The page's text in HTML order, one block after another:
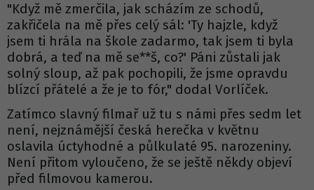
"Když mě zmerčila, jak scházím ze schodů,
zakřičela na mě přes celý sál: 'Ty hajzle, když
jsem ti hrála na škole zadarmo, tak jsem ti byla
dobrá, a teď na mě se**š, co?' Páni zůstali jak
solný sloup, až pak pochopili, že jsme opravdu
blízcí přátelé a že je to fór," dodal Vorlíček.
Zatímco slavný filmař už tu s námi přes sedm let
není, nejznámější česká herečka v květnu
oslavila úctyhodné a půlkulaté 95. narozeniny.
Není přitom vyloučeno, že se ještě někdy objeví
před filmovou kamerou.